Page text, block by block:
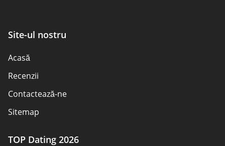
Site-ul nostru
Acasă
Recenzii
Contactează-ne
Sitemap
TOP Dating 2026